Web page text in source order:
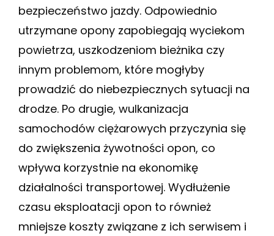
bezpieczeństwo jazdy. Odpowiednio
utrzymane opony zapobiegają wyciekom
powietrza, uszkodzeniom bieżnika czy
innym problemom, które mogłyby
prowadzić do niebezpiecznych sytuacji na
drodze. Po drugie, wulkanizacja
samochodów ciężarowych przyczynia się
do zwiększenia żywotności opon, co
wpływa korzystnie na ekonomikę
działalności transportowej. Wydłużenie
czasu eksploatacji opon to również
mniejsze koszty związane z ich serwisem i